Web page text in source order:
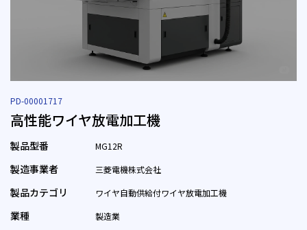
PD-00001717
高性能ワイヤ放電加工機
製品型番 MG12R
製造事業者 三菱電機株式会社
製品カテゴリ ワイヤ自動供給付ワイヤ放電加工機
業種 製造業